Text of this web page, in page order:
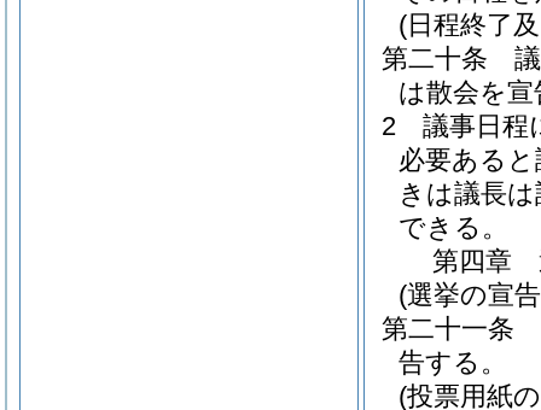
(日程終了
第二十条
は散会を
2
議事日程
必要ある
きは議長
できる。
第四章
(選挙の宣
第二十一条
告する。
(投票用紙